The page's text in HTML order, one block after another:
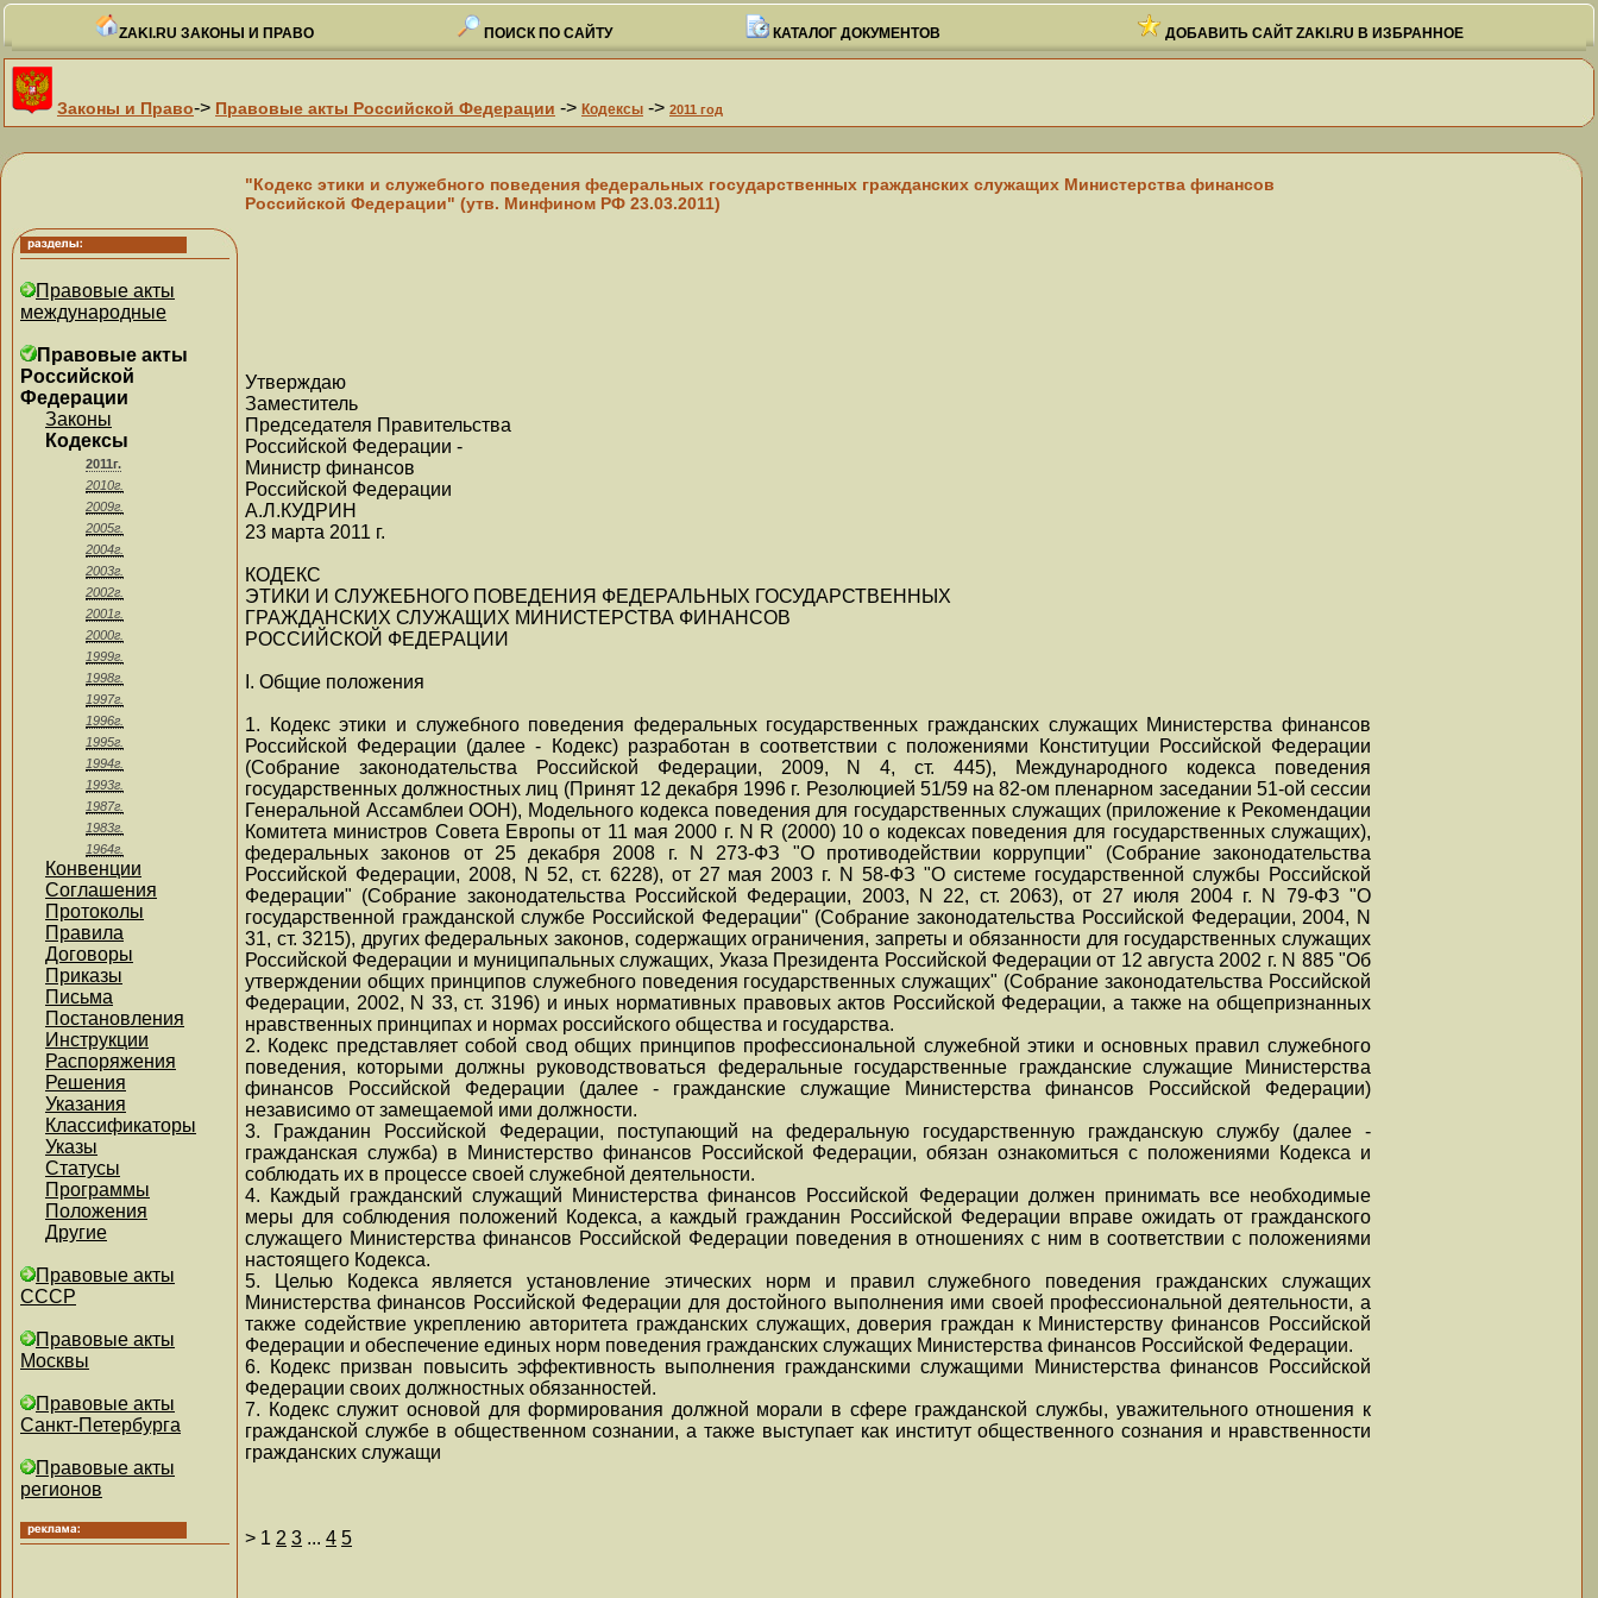
ZAKI.RU ЗАКОНЫ И ПРАВО ПОИСК ПО САЙТУ КАТАЛОГ ДОКУМЕНТОВ ДОБАВИТЬ САЙТ ZAKI.RU В ИЗБРАННОЕ
Законы и Право-> Правовые акты Российской Федерации -> Кодексы -> 2011 год
Правовые акты
международные
Правовые акты
Российской
Федерации
Законы
Кодексы
2011г.
2010г.
2009г.
2005г.
2004г.
2003г.
2002г.
2001г.
2000г.
1999г.
1998г.
1997г.
1996г.
1995г.
1994г.
1993г.
1987г.
1983г.
1964г.
Конвенции
Соглашения
Протоколы
Правила
Договоры
Приказы
Письма
Постановления
Инструкции
Распоряжения
Решения
Указания
Классификаторы
Указы
Статусы
Программы
Положения
Другие
Правовые акты
СССР
Правовые акты
Москвы
Правовые акты
Санкт-Петербурга
Правовые акты
регионов
"Кодекс этики и служебного поведения федеральных государственных гражданских служащих Министерства финансов
Российской Федерации" (утв. Минфином РФ 23.03.2011)
Утверждаю
Заместитель
Председателя Правительства
Российской Федерации -
Министр финансов
Российской Федерации
А.Л.КУДРИН
23 марта 2011 г.
КОДЕКС
ЭТИКИ И СЛУЖЕБНОГО ПОВЕДЕНИЯ ФЕДЕРАЛЬНЫХ ГОСУДАРСТВЕННЫХ
ГРАЖДАНСКИХ СЛУЖАЩИХ МИНИСТЕРСТВА ФИНАНСОВ
РОССИЙСКОЙ ФЕДЕРАЦИИ
I. Общие положения
1. Кодекс этики и служебного поведения федеральных государственных гражданских служащих Министерства финансов
Российской Федерации (далее - Кодекс) разработан в соответствии с положениями Конституции Российской Федерации
(Собрание законодательства Российской Федерации, 2009, N 4, ст. 445), Международного кодекса поведения
государственных должностных лиц (Принят 12 декабря 1996 г. Резолюцией 51/59 на 82-ом пленарном заседании 51-ой сессии
Генеральной Ассамблеи ООН), Модельного кодекса поведения для государственных служащих (приложение к Рекомендации
Комитета министров Совета Европы от 11 мая 2000 г. N R (2000) 10 о кодексах поведения для государственных служащих),
федеральных законов от 25 декабря 2008 г. N 273-ФЗ "О противодействии коррупции" (Собрание законодательства
Российской Федерации, 2008, N 52, ст. 6228), от 27 мая 2003 г. N 58-ФЗ "О системе государственной службы Российской
Федерации" (Собрание законодательства Российской Федерации, 2003, N 22, ст. 2063), от 27 июля 2004 г. N 79-ФЗ "О
государственной гражданской службе Российской Федерации" (Собрание законодательства Российской Федерации, 2004, N
31, ст. 3215), других федеральных законов, содержащих ограничения, запреты и обязанности для государственных служащих
Российской Федерации и муниципальных служащих, Указа Президента Российской Федерации от 12 августа 2002 г. N 885 "Об
утверждении общих принципов служебного поведения государственных служащих" (Собрание законодательства Российской
Федерации, 2002, N 33, ст. 3196) и иных нормативных правовых актов Российской Федерации, а также на общепризнанных
нравственных принципах и нормах российского общества и государства.
2. Кодекс представляет собой свод общих принципов профессиональной служебной этики и основных правил служебного
поведения, которыми должны руководствоваться федеральные государственные гражданские служащие Министерства
финансов Российской Федерации (далее - гражданские служащие Министерства финансов Российской Федерации)
независимо от замещаемой ими должности.
3. Гражданин Российской Федерации, поступающий на федеральную государственную гражданскую службу (далее -
гражданская служба) в Министерство финансов Российской Федерации, обязан ознакомиться с положениями Кодекса и
соблюдать их в процессе своей служебной деятельности.
4. Каждый гражданский служащий Министерства финансов Российской Федерации должен принимать все необходимые
меры для соблюдения положений Кодекса, а каждый гражданин Российской Федерации вправе ожидать от гражданского
служащего Министерства финансов Российской Федерации поведения в отношениях с ним в соответствии с положениями
настоящего Кодекса.
5. Целью Кодекса является установление этических норм и правил служебного поведения гражданских служащих
Министерства финансов Российской Федерации для достойного выполнения ими своей профессиональной деятельности, а
также содействие укреплению авторитета гражданских служащих, доверия граждан к Министерству финансов Российской
Федерации и обеспечение единых норм поведения гражданских служащих Министерства финансов Российской Федерации.
6. Кодекс призван повысить эффективность выполнения гражданскими служащими Министерства финансов Российской
Федерации своих должностных обязанностей.
7. Кодекс служит основой для формирования должной морали в сфере гражданской службы, уважительного отношения к
гражданской службе в общественном сознании, а также выступает как институт общественного сознания и нравственности
гражданских служащи
> 1 2 3 ... 4 5